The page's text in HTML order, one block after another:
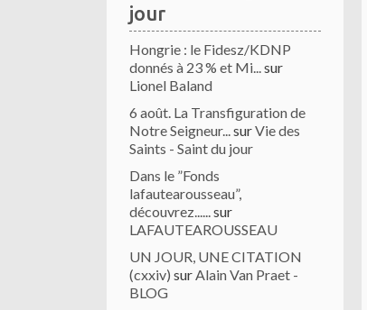
jour
Hongrie : le Fidesz/KDNP
donnés à 23 % et Mi...sur
Lionel Baland
6 août. La Transfiguration de
Notre Seigneur...surVie des
Saints - Saint du jour
Dans le ”Fonds
lafautearousseau”,
découvrez......sur
LAFAUTEAROUSSEAU
UN JOUR, UNE CITATION
(cxxiv) surAlain Van Praet -
BLOG